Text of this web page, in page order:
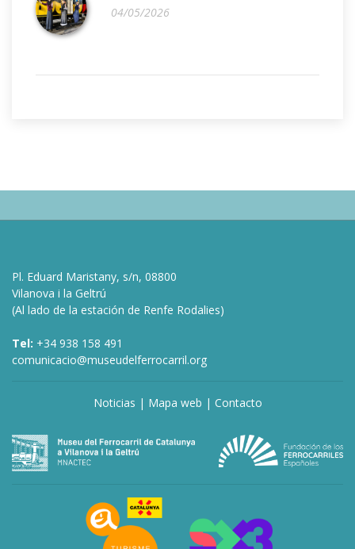
04/05/2026
Pl. Eduard Maristany, s/n, 08800
Vilanova i la Geltrú
(Al lado de la estación de Renfe Rodalies)
Tel: +34 938 158 491
comunicacio@museudelferrocarril.org
Noticias | Mapa web | Contacto